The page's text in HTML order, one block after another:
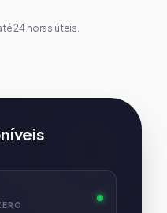
24 horas úteis.